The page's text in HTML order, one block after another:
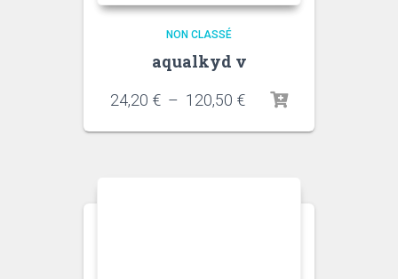
NON CLASSÉ
aqualkyd v
24,20 € – 120,50 €Plage
prix :